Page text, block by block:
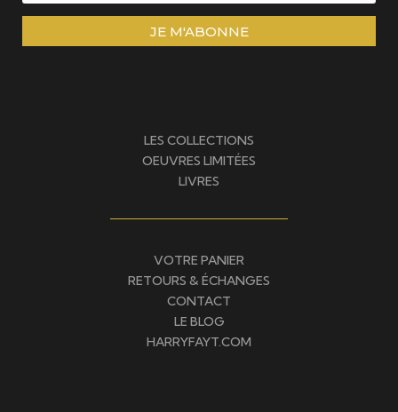
JE M'ABONNE
LES COLLECTIONS
OEUVRES LIMITÉES
LIVRES
VOTRE PANIER
RETOURS & ÉCHANGES
CONTACT
LE BLOG
HARRYFAYT.COM